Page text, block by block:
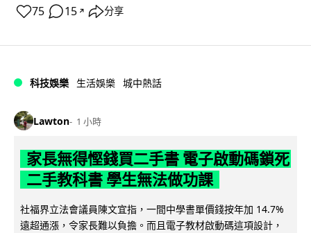
75 15 ↗ 分享
科技娛樂 生活娛樂 城中熱話
Lawton 1 小時
家長無得慳錢買二手書 電子啟動碼鎖死
二手教科書 學生無法做功課
社福界立法會議員陳文宜指，一間中學書單價錢按年加 14.7%
遠超通漲，令家長難以負擔。而且電子教材啟動碼這項設計，